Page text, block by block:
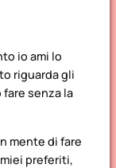
io ami lo
riguarda gli
senza la
mente di fare
preferiti,